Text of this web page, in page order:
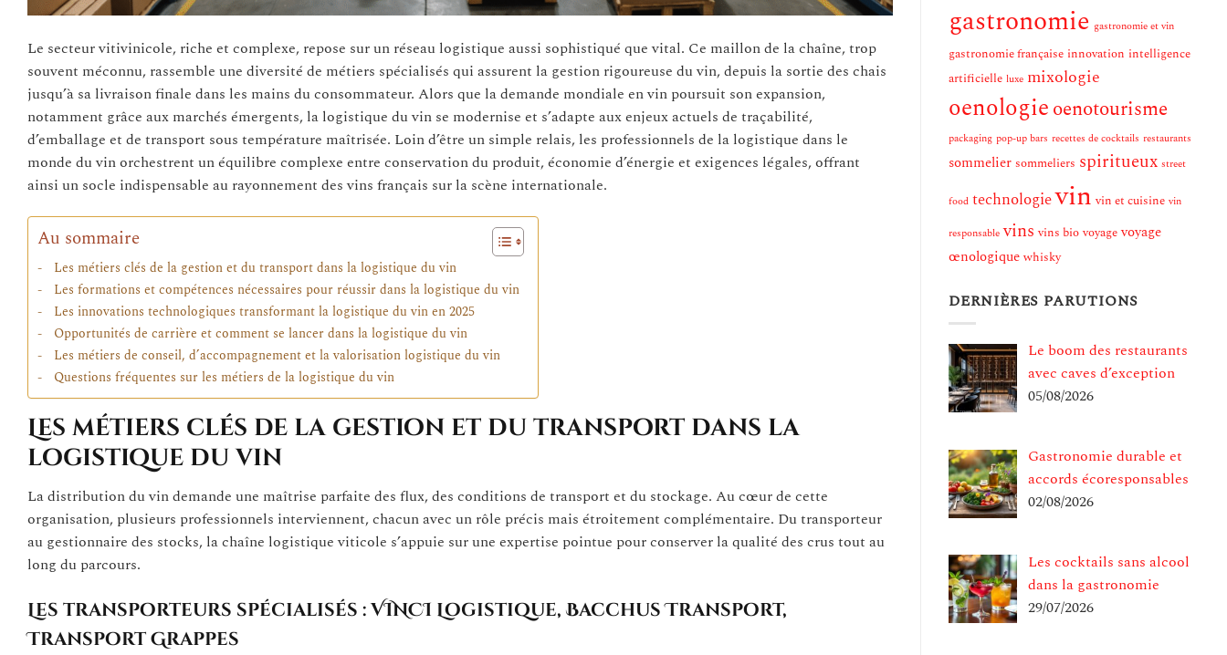
Le secteur vitivinicole, riche et complexe, repose sur un réseau logistique aussi sophistiqué que vital. Ce maillon de la chaîne, trop
souvent méconnu, rassemble une diversité de métiers spécialisés qui assurent la gestion rigoureuse du vin, depuis la sortie des chais
jusqu’à sa livraison finale dans les mains du consommateur. Alors que la demande mondiale en vin poursuit son expansion,
notamment grâce aux marchés émergents, la logistique du vin se modernise et s’adapte aux enjeux actuels de traçabilité,
d’emballage et de transport sous température maîtrisée. Loin d’être un simple relais, les professionnels de la logistique dans le
monde du vin orchestrent un équilibre complexe entre conservation du produit, économie d’énergie et exigences légales, offrant
ainsi un socle indispensable au rayonnement des vins français sur la scène internationale.
Au sommaire
Les métiers clés de la gestion et du transport dans la logistique du vin
Les formations et compétences nécessaires pour réussir dans la logistique du vin
Les innovations technologiques transformant la logistique du vin en 2025
Opportunités de carrière et comment se lancer dans la logistique du vin
Les métiers de conseil, d’accompagnement et la valorisation logistique du vin
Questions fréquentes sur les métiers de la logistique du vin
Les métiers clés de la gestion et du transport dans la
logistique du vin
La distribution du vin demande une maîtrise parfaite des flux, des conditions de transport et du stockage. Au cœur de cette
organisation, plusieurs professionnels interviennent, chacun avec un rôle précis mais étroitement complémentaire. Du transporteur
au gestionnaire des stocks, la chaîne logistique viticole s’appuie sur une expertise pointue pour conserver la qualité des crus tout au
long du parcours.
Les transporteurs spécialisés : VINCI Logistique, Bacchus Transport,
Transport Grappes
gastronomie gastronomie et vin
gastronomie française innovation intelligence
artificielle luxe mixologie
oenologieoenotourisme
packaging pop-up bars recettes de cocktails restaurants
sommelier sommeliers spiritueux street
food technologievin vin et cuisine vin
responsable vins vins bio voyage voyage
œnologique whisky
DERNIÈRES PARUTIONS
Le boom des restaurants
avec caves d’exception
05/08/2026
Gastronomie durable et
accords écoresponsables
02/08/2026
Les cocktails sans alcool
dans la gastronomie
29/07/2026